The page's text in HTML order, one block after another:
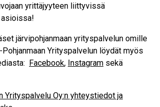
yrittäjyyteen liittyvissä
järvipohjanmaan yrityspalvelun omille
Yrityspalvelun löydät myös
Facebook, Instagram sekä
Yrityspalvelu Oy:n yhteystiedot ja